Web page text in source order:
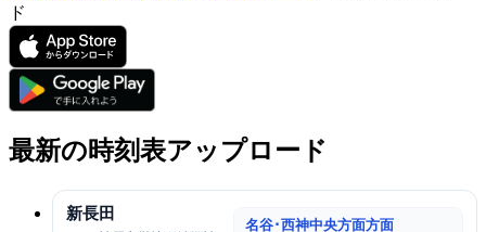
ド
最新の時刻表アップロード
新長田
名谷･西神中央方面方面